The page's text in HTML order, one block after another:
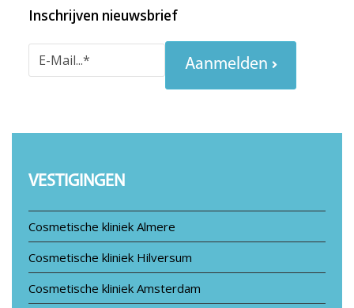
Inschrijven nieuwsbrief
Aanmelden
VESTIGINGEN
Cosmetische kliniek Almere
Cosmetische kliniek Hilversum
Cosmetische kliniek Amsterdam